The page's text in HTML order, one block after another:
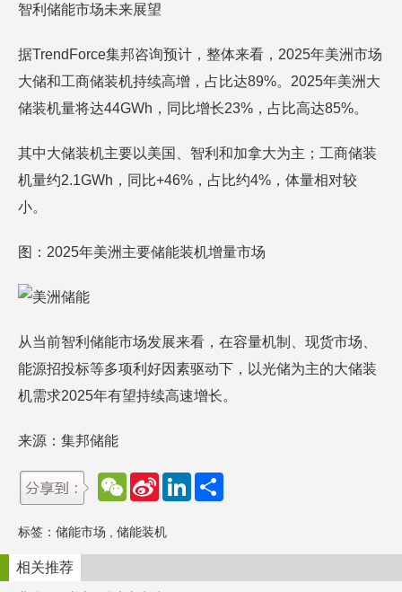
智利储能市场未来展望
据TrendForce集邦咨询预计，整体来看，2025年美洲市场
大储和工商储装机持续高增，占比达89%。2025年美洲大
储装机量将达44GWh，同比增长23%，占比高达85%。
其中大储装机主要以美国、智利和加拿大为主；工商储装
机量约2.1GWh，同比+46%，占比约4%，体量相对较
小。
图：2025年美洲主要储能装机增量市场
从当前智利储能市场发展来看，在容量机制、现货市场、
能源招投标等多项利好因素驱动下，以光储为主的大储装
机需求2025年有望持续高速增长。
来源：集邦储能
W
e
h
a
t
S
W
e
b
L
d
n
标签： 储能市场 储能装机
相关推荐